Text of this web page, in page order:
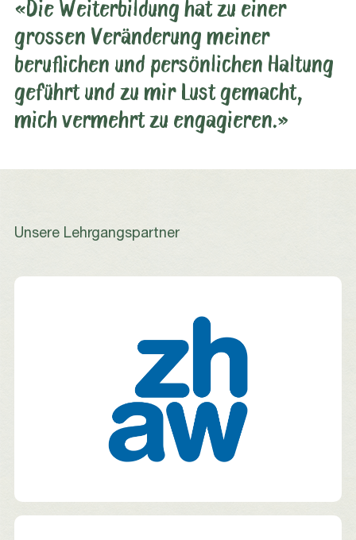
«Die Weiterbildung hat zu einer
grossen Veränderung meiner
beruflichen und persönlichen Haltung
geführt und zu mir Lust gemacht,
mich vermehrt zu engagieren.»
Unsere Lehrgangspartner